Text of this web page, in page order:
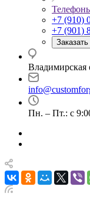
+7 (910)
+7 (901)
Владимирская
Пн. – Пт.: с